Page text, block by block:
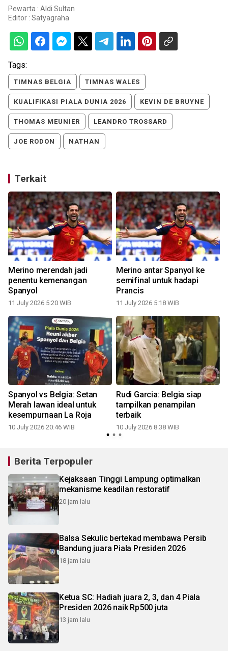
Pewarta : Aldi Sultan
Editor : Satyagraha
Tags:
TIMNAS BELGIA TIMNAS WALES
KUALIFIKASI PIALA DUNIA 2026 KEVIN DE BRUYNE
THOMAS MEUNIER LEANDRO TROSSARD
JOE RODON NATHAN
Terkait
Merino merendah jadi
penentu kemenangan
Spanyol
11 July 2026 5:20 WIB
Merino antar Spanyol ke
semifinal untuk hadapi
Prancis
11 July 2026 5:18 WIB
Spanyol vs Belgia: Setan
Merah lawan ideal untuk
kesempurnaan La Roja
10 July 2026 20:46 WIB
Rudi Garcia: Belgia siap
tampilkan penampilan
terbaik
10 July 2026 8:38 WIB
Berita Terpopuler
Kejaksaan Tinggi Lampung optimalkan
mekanisme keadilan restoratif
20 jam lalu
Balsa Sekulic bertekad membawa Persib
Bandung juara Piala Presiden 2026
18 jam lalu
Ketua SC: Hadiah juara 2, 3, dan 4 Piala
Presiden 2026 naik Rp500 juta
13 jam lalu